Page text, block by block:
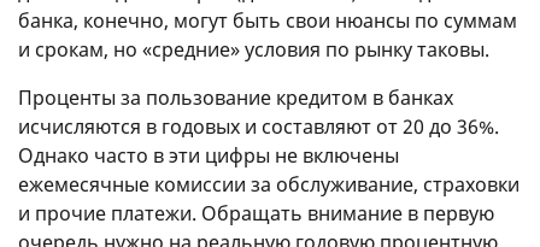
банка, конечно, могут быть свои нюансы по суммам
и срокам, но «средние» условия по рынку таковы.
Проценты за пользование кредитом в банках
исчисляются в годовых и составляют от 20 до 36%.
Однако часто в эти цифры не включены
ежемесячные комиссии за обслуживание, страховки
и прочие платежи. Обращать внимание в первую